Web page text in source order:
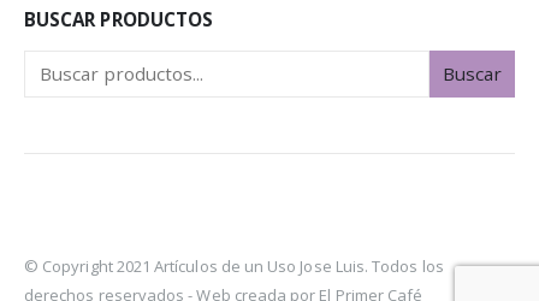
BUSCAR PRODUCTOS
Buscar
© Copyright 2021 Artículos de un Uso Jose Luis. Todos los
derechos reservados -Web creada por El Primer Café